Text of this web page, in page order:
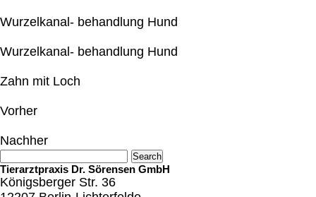
Wurzelkanal- behandlung Hund
Wurzelkanal- behandlung Hund
Zahn mit Loch
Vorher
Nachher
Tierarztpraxis Dr. Sörensen GmbH
Königsberger Str. 36